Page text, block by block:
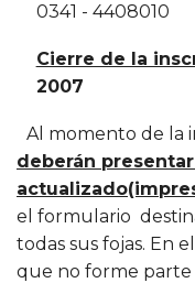
0341 - 4408010
Cierre de la
2007
Al momento de la
deberán
actualizado
el formulario
todas sus fojas. En
que no forme